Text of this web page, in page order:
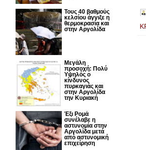
Τους 40 βαθμούς
κελσίου άγγιξε η
θερμοκρασία και
στην Αργολίδα
Μεγάλη
προσοχή: Πολύ
Υψηλός ο
κίνδυνος
πυρκαγιάς και
στην Αργολίδα
την Κυριακή
Έξι Ρομά
συνέλαβε η
αστυνομία στην
Αργολίδα μετά
από αστυνομική
επιχείρηση